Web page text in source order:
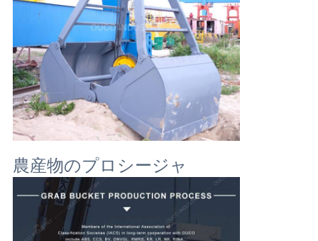
農産物のプロシージャ